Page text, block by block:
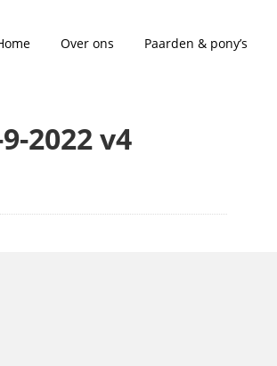
Over ons Paarden & pony’s
2022 v4